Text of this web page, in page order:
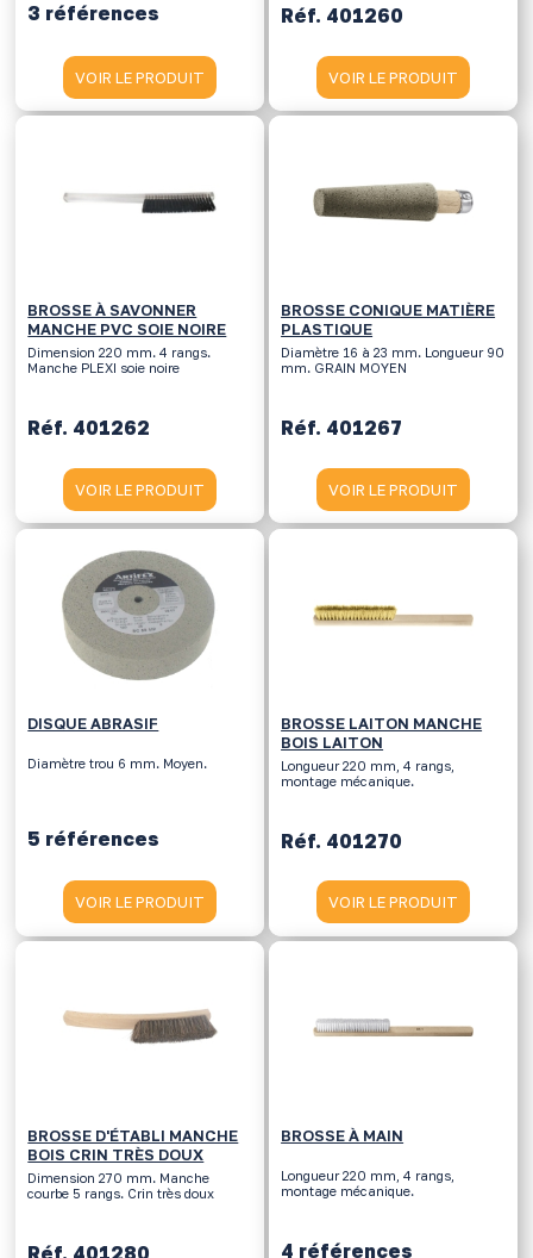
3 références
VOIR LE PRODUIT
Réf. 401260
VOIR LE PRODUIT
BROSSE À SAVONNER
MANCHE PVC SOIE NOIRE
Dimension 220 mm. 4 rangs.
Manche PLEXI soie noire
Réf. 401262
VOIR LE PRODUIT
BROSSE CONIQUE MATIÈRE
PLASTIQUE
Diamètre 16 à 23 mm. Longueur 90
mm. GRAIN MOYEN
Réf. 401267
VOIR LE PRODUIT
DISQUE ABRASIF
Diamètre trou 6 mm. Moyen.
5 références
VOIR LE PRODUIT
BROSSE LAITON MANCHE
BOIS LAITON
Longueur 220 mm, 4 rangs,
montage mécanique.
Réf. 401270
VOIR LE PRODUIT
BROSSE D'ÉTABLI MANCHE
BOIS CRIN TRÈS DOUX
Dimension 270 mm. Manche
courbe 5 rangs. Crin très doux
Réf. 401280
BROSSE À MAIN
Longueur 220 mm, 4 rangs,
montage mécanique.
4 références